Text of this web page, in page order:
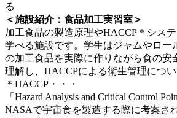
る
＜施設紹介：食品加工実習室＞
加工食品の製造原理やHACCP＊シス
学べる施設です。学生はジャムやロー
の加工食品を実際に作りながら食の安
理解し、HACCPによる衛生管理につい
＊HACCP・・・
「Hazard Analysis and Critical Control
NASAで宇宙食を製造する際に考案さ